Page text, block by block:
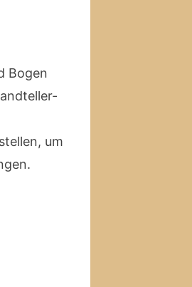
Bogen
um